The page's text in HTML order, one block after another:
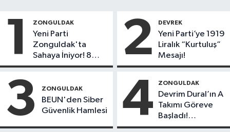
1 ZONGULDAK
Yeni Parti
Zonguldak'ta
Sahaya İniyor! 8
İlçede Kurucu
Başladı
2 DEVREK
Yeni Parti’ye 1919
Liralık “Kurtuluş”
Mesajı!
3 ZONGULDAK
BEUN'den Siber
Güvenlik Hamlesi
4 ZONGULDAK
Devrim Dural’ın A
Takımı Göreve
Başladı!
Yönetimde